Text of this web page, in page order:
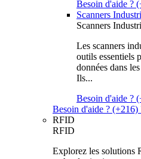
Besoin d'aide ?
Scanners
Scanners
Les scanners
outils essentiels
données dans
Ils...
Besoin d'aide ?
Besoin d'aide ? (+216)
RFID
RFID
Explorez les solutions